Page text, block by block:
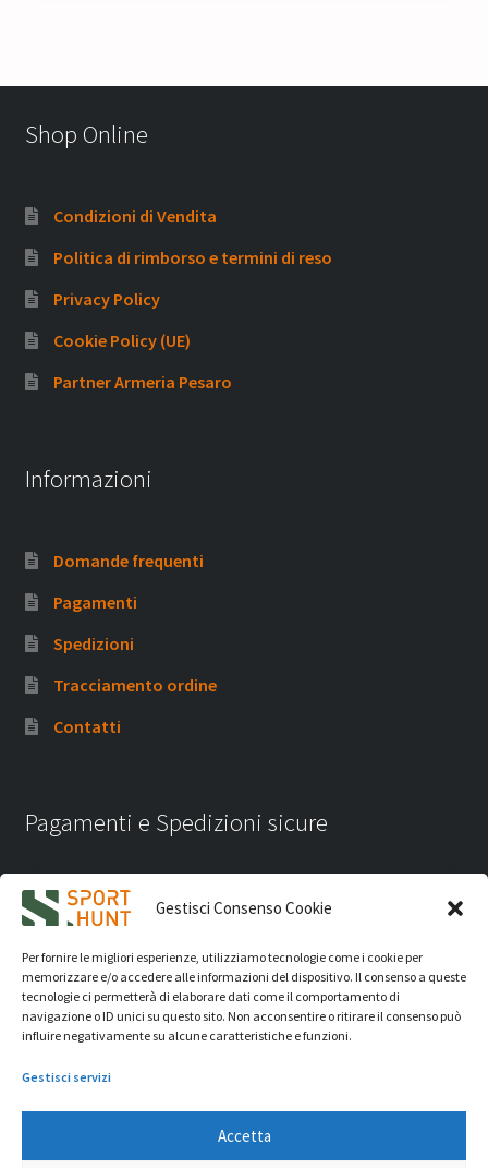
Gestisci Consenso Cookie
Per fornire le migliori esperienze, utilizziamo tecnologie come i cookie per
memorizzare e/o accedere alle informazioni del dispositivo. Il consenso a queste
tecnologie ci permetterà di elaborare dati come il comportamento di
navigazione o ID unici su questo sito. Non acconsentire o ritirare il consenso può
influire negativamente su alcune caratteristiche e funzioni.
Gestisci servizi
Accetta
Shop Online
Condizioni di Vendita
Politica di rimborso e termini di reso
Privacy Policy
Cookie Policy (UE)
Partner Armeria Pesaro
Informazioni
Domande frequenti
Pagamenti
Spedizioni
Tracciamento ordine
Contatti
Pagamenti e Spedizioni sicure
iVision Communication S.r.l.- P.Iva 04233830407 - REA: RN